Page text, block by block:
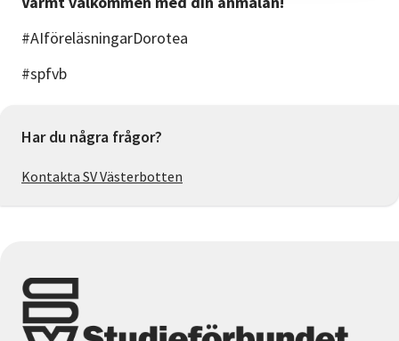
#AIföreläsningarDorotea
#spfvb
Har du några frågor?
Kontakta SV Västerbotten